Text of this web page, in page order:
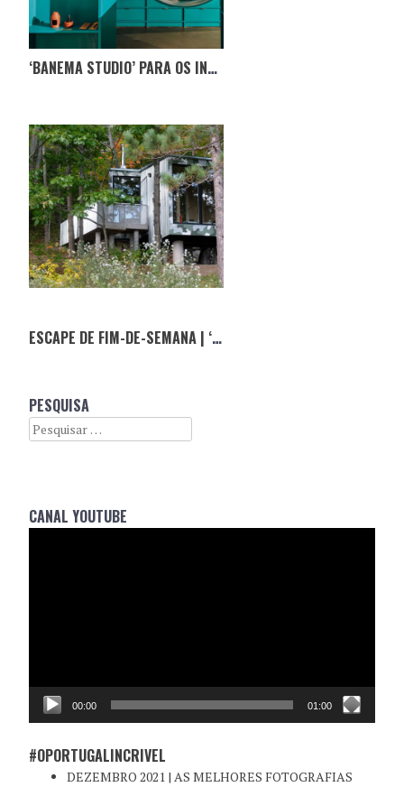
‘BANEMA STUDIO’ PARA OS INTERESSADOS EM ARQUITETURA E DESIGN
ESCAPE DE FIM-DE-SEMANA | ‘DON’T LET ME BE LONELY’
PESQUISA
Search
CANAL YOUTUBE
00:00 01:00
#OPORTUGALINCRIVEL
DEZEMBRO 2021 | AS MELHORES FOTOGRAFIAS